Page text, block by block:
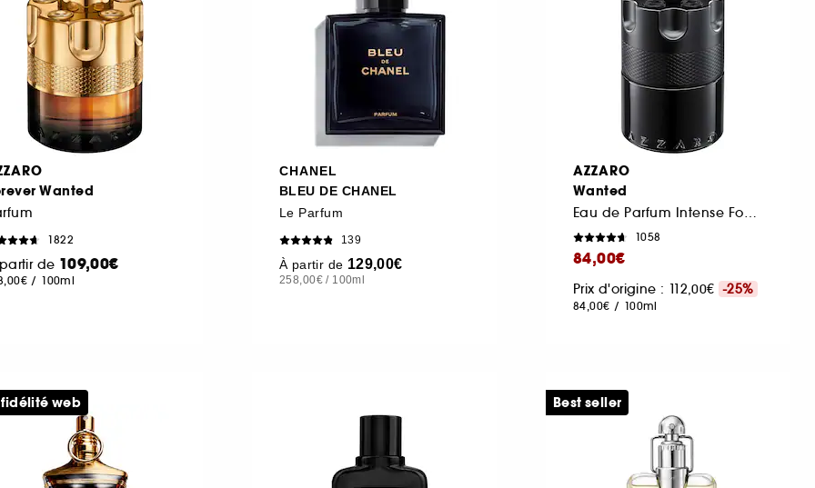
Wanted
1822
de 109,00€
/ 100ml
CHANEL
BLEU DE CHANEL
Le Parfum
139
À partir de 129,00€
258,00€ / 100ml
AZZARO
Wanted
1058
84,00€
Prix d'origine : 112,00€ -25%
84,00€ / 100ml
fidélité web Best seller